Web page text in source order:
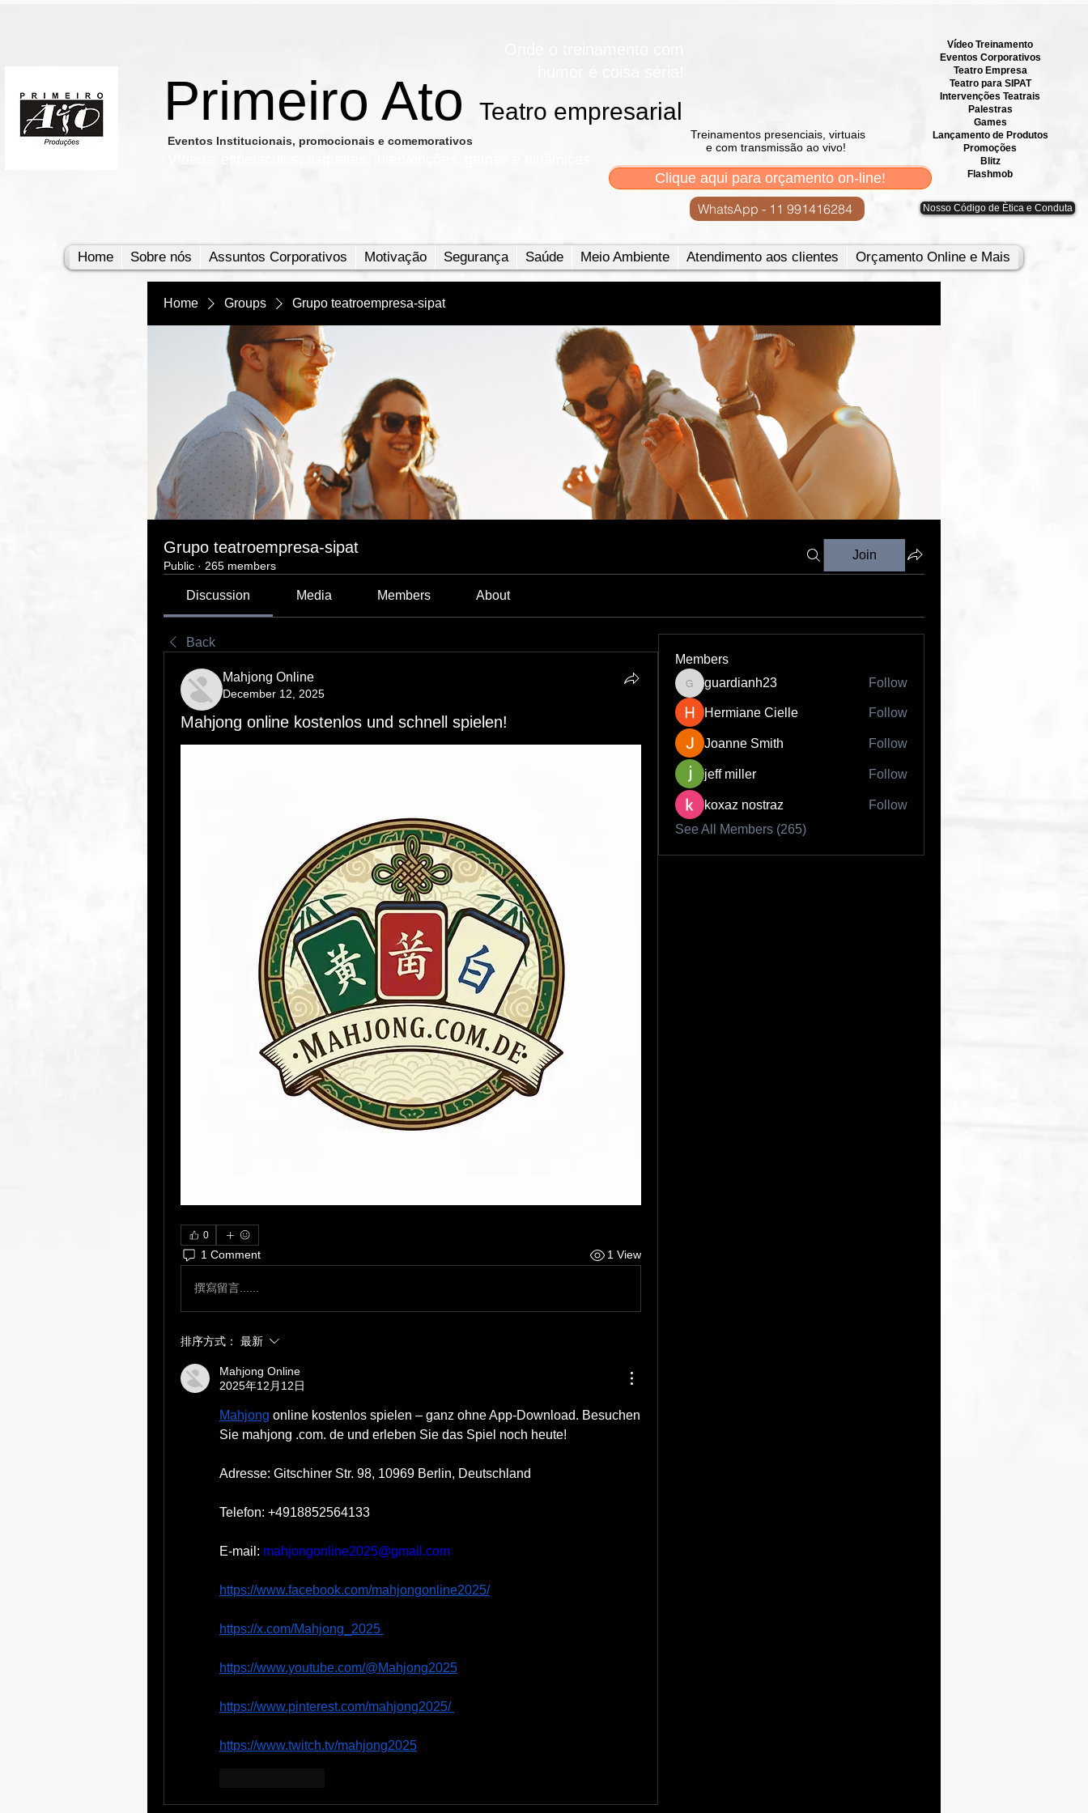
Primeiro Ato Teatro empresarial​
​Eventos Institucionais, promocionais e comemorativos
Treinamentos presenciais, virtuais
e com transmissão ao vivo!
Clique aqui para orçamento on-line!
WhatsApp - 11 991416284
Vídeo Treinamento
Eventos Corporativos
​Teatro Empresa
Teatro para SIPAT
Intervenções Teatrais
Palestras
Games
Lançamento de Produtos
Promoções
Blitz
Flashmob
Nosso Código de Ètica e Conduta
Home Sobre nós Assuntos Corporativos Motivação Segurança Saúde Meio Ambiente Atendimento aos clientes Orçamento Online e Mais
Home Groups Grupo teatroempresa-sipat
Grupo teatroempresa-sipat
Public · 265 members
Join
Discussion Media Members About
Back
Mahjong Online
December 12, 2025
Mahjong online kostenlos und schnell spielen!
0
1 Comment 1 View
撰寫留言......
排序方式： 最新
Mahjong Online
2025年12月12日
Mahjong online kostenlos spielen – ganz ohne App-Download. Besuchen
Sie mahjong .com. de und erleben Sie das Spiel noch heute!
Adresse: Gitschiner Str. 98, 10969 Berlin, Deutschland
Telefon: +4918852564133
E-mail: mahjongonline2025@gmail.com
https://www.facebook.com/mahjongonline2025/
https://x.com/Mahjong_2025
https://www.youtube.com/@Mahjong2025
https://www.pinterest.com/mahjong2025/
https://www.twitch.tv/mahjong2025
Members
guardianh23
guardianh23 Follow
Hermiane Cielle Follow
Joanne Smith Follow
jeff miller Follow
koxaz nostraz
Follow
See All Members (265)